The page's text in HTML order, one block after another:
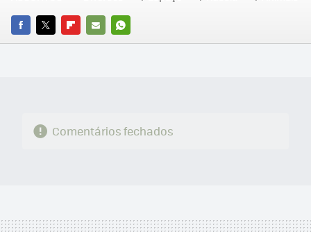
FACEBOOK
TWITTERFLIPBOARD
E-
WHATSAPP
Comentários fechados